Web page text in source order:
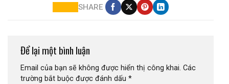
SHARE
Để lại một bình luận
Email của bạn sẽ không được hiển thị công khai. Các
trường bắt buộc được đánh dấu *